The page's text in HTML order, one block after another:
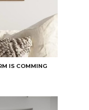
IS COMMING